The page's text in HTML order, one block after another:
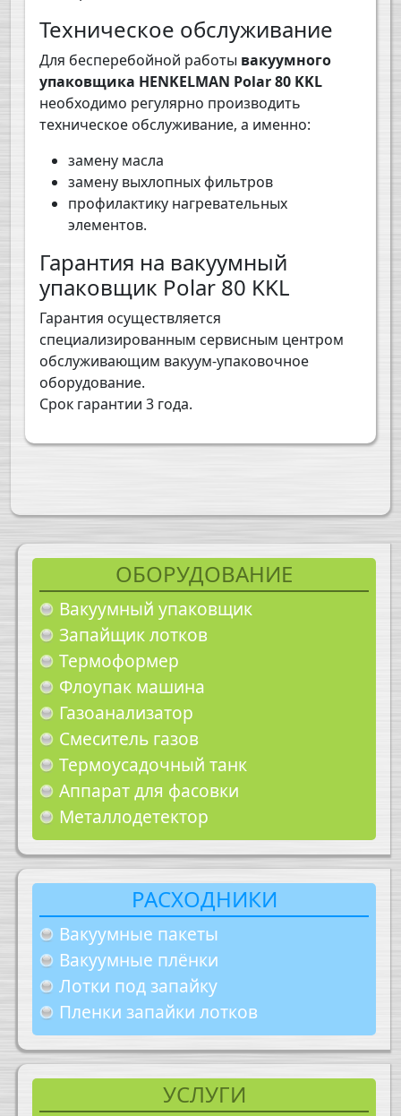
ОБОРУДОВАНИЕ
Вакуумный упаковщик
Запайщик лотков
Термоформер
Флоупак машина
Газоанализатор
Смеситель газов
Термоусадочный танк
Аппарат для фасовки
Металлодетектор
РАСХОДНИКИ
Вакуумные пакеты
Вакуумные плёнки
Лотки под запайку
Пленки запайки лотков
УСЛУГИ
Техническое обслуживание
Для бесперебойной работы вакуумного
упаковщика HENKELMAN Polar 80 KKL
необходимо регулярно производить
техническое обслуживание, а именно:
замену масла
замену выхлопных фильтров
профилактику нагревательных
элементов.
Гарантия на вакуумный
упаковщик Polar 80 KKL
Гарантия осуществляется
специализированным сервисным центром
обслуживающим вакуум-упаковочное
оборудование.
Срок гарантии 3 года.